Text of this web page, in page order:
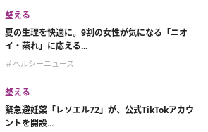
整える
夏の生理を快適に。9割の女性が気になる「ニオ
イ・蒸れ」に応える...
＃ヘルシーニュース
整える
緊急避妊薬「レソエル72」が、公式TikTokアカウ
ントを開設...